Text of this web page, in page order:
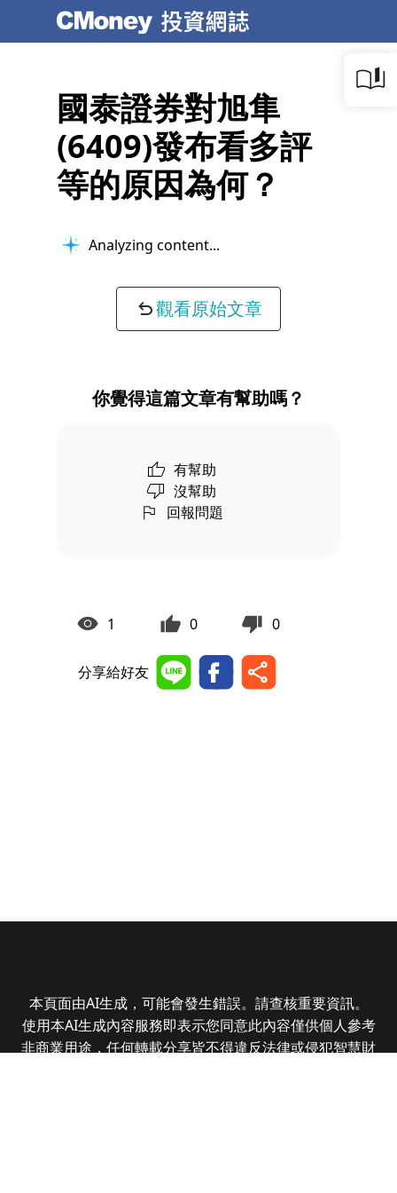
國泰證券對旭隼
(6409)發布看多評
等的原因為何？
Analyzing content...
觀看原始文章
你覺得這篇文章有幫助嗎？
有幫助
沒幫助
回報問題
1 0 0
分享給好友
本頁面由AI生成，可能會發生錯誤。請查核重要資訊。
使用本AI生成內容服務即表示您同意此內容僅供個人參考
非商業用途，任何轉載分享皆不得違反法律或侵犯智慧財